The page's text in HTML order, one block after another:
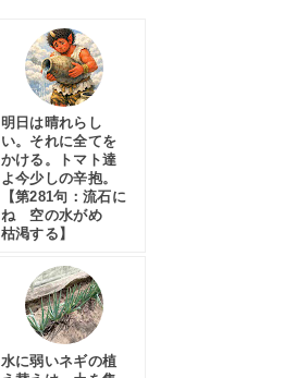
明日は晴れらし
い。それに全てを
かける。トマト達
よ今少しの辛抱。
【第281句：流石に
ね 空の水がめ
枯渇する】
水に弱いネギの植